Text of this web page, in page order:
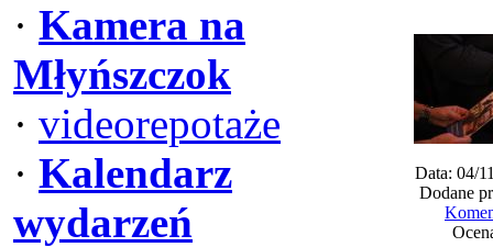
· Kamera na
Młyńszczok
· videorepotaże
· Kalendarz
wydarzeń
Data: 04/
Dodane